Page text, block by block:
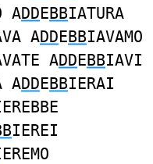
ADDEBBIATURA
ADDEBBIAVAMO
ADDEBBIAVI
ADDEBBIERAI
IEREI